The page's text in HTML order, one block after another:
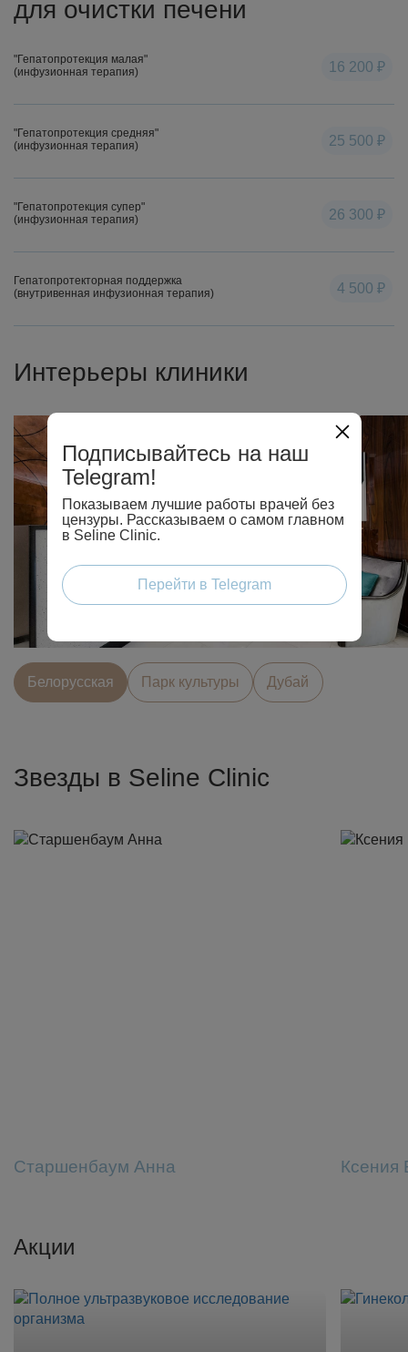
для очистки печени
"Гепатопротекция малая"
(инфузионная терапия)
16 200 ₽
"Гепатопротекция средняя"
(инфузионная терапия)
25 500 ₽
"Гепатопротекция супер"
(инфузионная терапия)
26 300 ₽
Гепатопротекторная поддержка
(внутривенная инфузионная терапия)
4 500 ₽
Интерьеры клиники
Белорусcкая Парк культуры Дубай
Звезды в Seline Clinic
Старшенбаум Анна Ксения
Акции
Подписывайтесь на наш
Telegram!
Показываем лучшие работы врачей без
цензуры. Рассказываем о самом главном
в Seline Clinic.
Перейти в Telegram